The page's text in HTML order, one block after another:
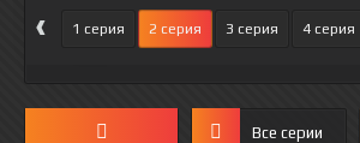
‹ 1 серия 2 серия 3 серия 4 серия
Все серии